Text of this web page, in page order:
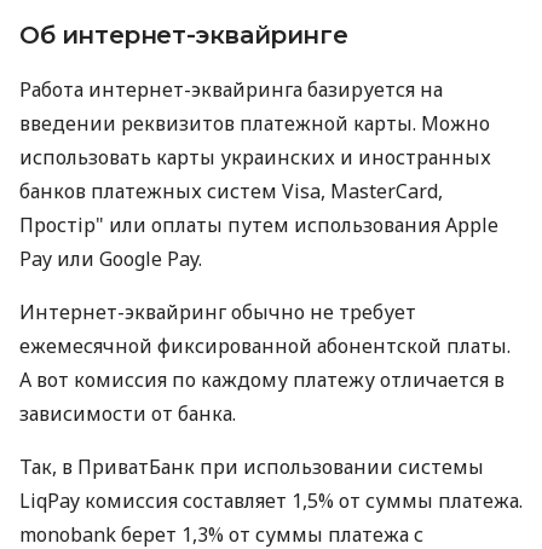
Об интернет-эквайринге
Работа интернет-эквайринга базируется на
введении реквизитов платежной карты. Можно
использовать карты украинских и иностранных
банков платежных систем Visa, MasterCard,
Простір" или оплаты путем использования Apple
Pay или Google Pay.
Интернет-эквайринг обычно не требует
ежемесячной фиксированной абонентской платы.
А вот комиссия по каждому платежу отличается в
зависимости от банка.
Так, в ПриватБанк при использовании системы
LiqPay комиссия составляет 1,5% от суммы платежа.
monobank берет 1,3% от суммы платежа с